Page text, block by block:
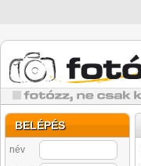
BELÉPÉS
név